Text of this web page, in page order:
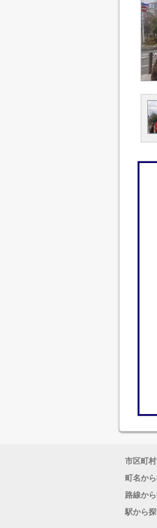
市区町
町名か
路線か
駅から